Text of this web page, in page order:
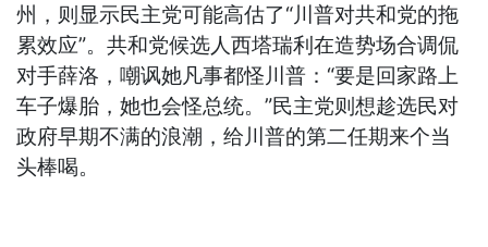
州，则显示民主党可能高估了“川普对共和党的拖
累效应”。共和党候选人西塔瑞利在造势场合调侃
对手薛洛，嘲讽她凡事都怪川普：“要是回家路上
车子爆胎，她也会怪总统。”民主党则想趁选民对
政府早期不满的浪潮，给川普的第二任期来个当
头棒喝。